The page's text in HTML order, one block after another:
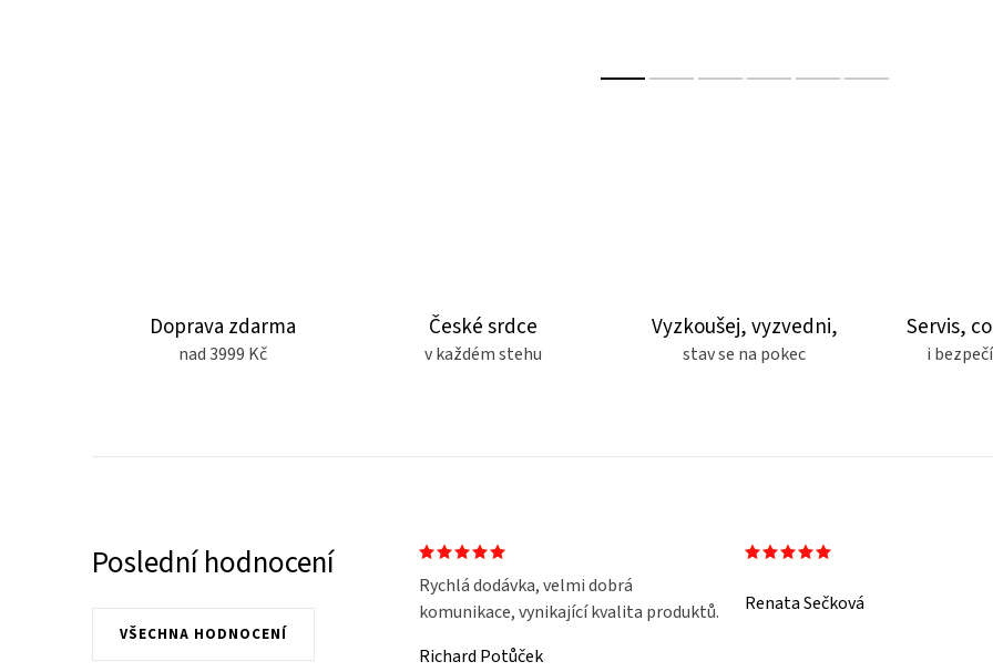
Doprava zdarma
nad 3999 Kč
České srdce
v každém stehu
Vyzkoušej, vyzvedni,
stav se na pokec
Servis,
i
Poslední hodnocení
VŠECHNA HODNOCENÍ
Rychlá dodávka, velmi dobrá
komunikace, vynikající kvalita produktů.
Richard Potůček
Renata Sečková